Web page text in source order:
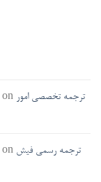
on ترجمه تخصصی امور
on ترجمه رسمی فیش